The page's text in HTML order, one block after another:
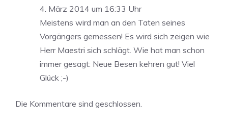
4. März 2014 um 16:33 Uhr
Meistens wird man an den Taten seines
Vorgängers gemessen! Es wird sich zeigen wie
Herr Maestri sich schlägt. Wie hat man schon
immer gesagt: Neue Besen kehren gut! Viel
Glück ;-)
Die Kommentare sind geschlossen.